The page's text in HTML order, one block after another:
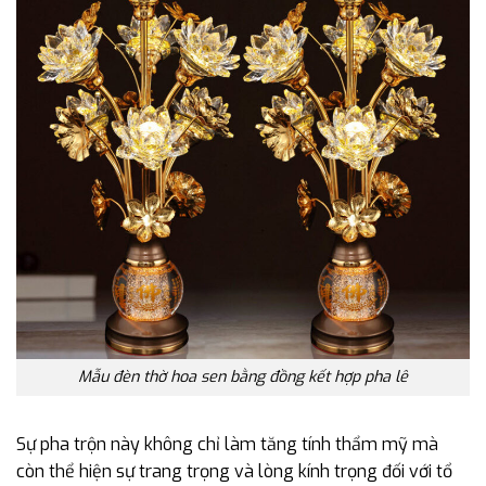
Mẫu đèn thờ hoa sen bằng đồng kết hợp pha lê
Sự pha trộn này không chỉ làm tăng tính thẩm mỹ mà
còn thể hiện sự trang trọng và lòng kính trọng đối với tổ